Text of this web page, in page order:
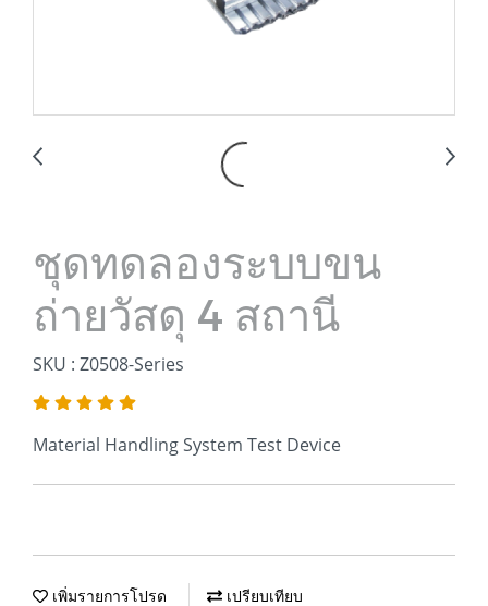
ชุดทดลองระบบขน
ถ่ายวัสดุ 4 สถานี
SKU : Z0508-Series
Material Handling System Test Device
เพิ่มรายการโปรด เปรียบเทียบ